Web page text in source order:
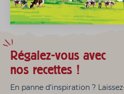
Régalez-vous avec
nos recettes !
En panne d'inspiration ?